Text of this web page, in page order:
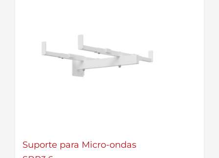
Suporte para Micro-ondas